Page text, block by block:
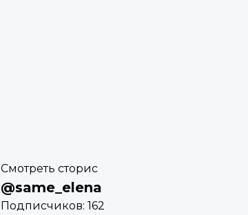
Смотреть сторис
@same_elena
Подписчиков: 162